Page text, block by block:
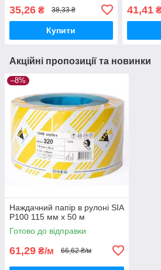
35,26 ₴ 38,33 ₴
Купити
41,41
Акційні пропозиції та новинки
–8%
Наждачний папір в рулоні SIA
P100 115 мм х 50 м
Готово до відправки
61,29 ₴/м 66,62 ₴/м